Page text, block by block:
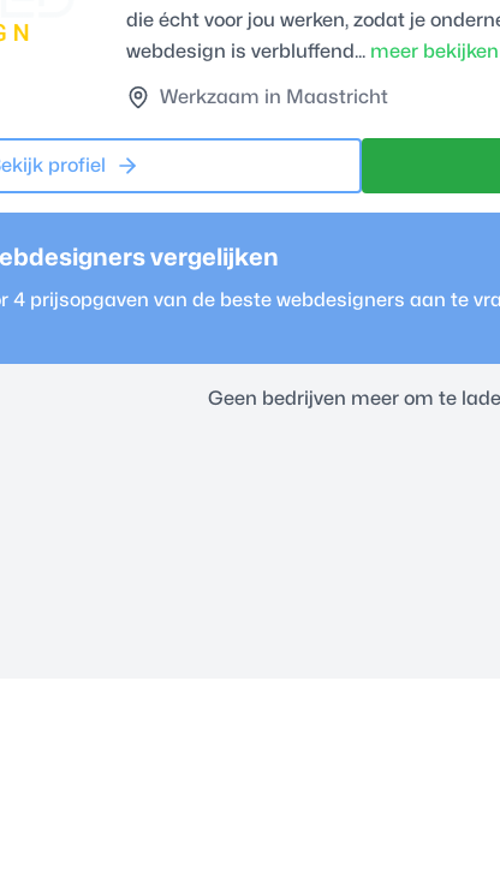
die écht voor jou werken, zodat je
webdesign is verbluffend... meer bekijken
Werkzaam in Maastricht
profiel
s vergelijken
4 prijsopgaven van de beste webdesigners aan te
Geen bedrijven meer om te